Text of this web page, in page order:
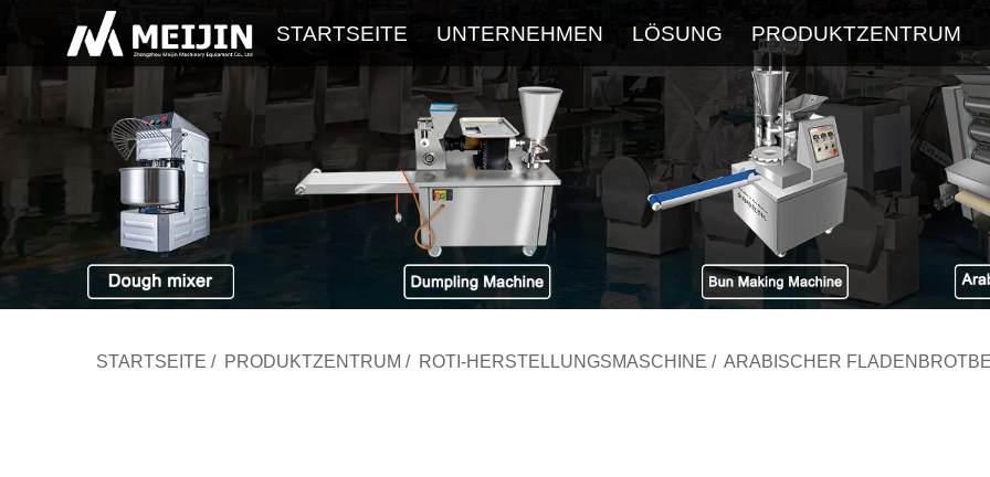
STARTSEITE UNTERNEHMEN
Über Neueste Blog
LÖSUNG PRODUKTZENTRUM
Service FAQ
STARTSEITE / PRODUKTZENTRUM / ROTI-HERSTELLUNGSMASCHINE / ARABISCHER